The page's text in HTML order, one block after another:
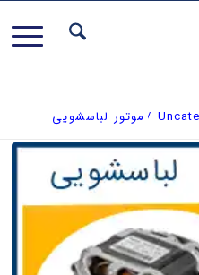
/ موتور لباسشویی